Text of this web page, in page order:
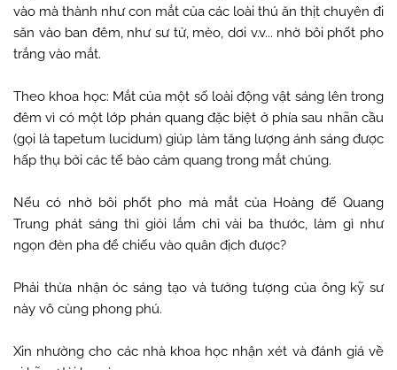
vào mà thành như con mắt của các loài thú ăn thịt chuyên đi
săn vào ban đêm, như sư tử, mèo, dơi v.v... nhờ bôi phốt pho
trắng vào mắt.
Theo khoa học: Mắt của một số loài động vật sáng lên trong
đêm vì có một lớp phản quang đặc biệt ở phía sau nhãn cầu
(gọi là tapetum lucidum) giúp làm tăng lượng ánh sáng được
hấp thụ bởi các tế bào cảm quang trong mắt chúng.
Nếu có nhờ bôi phốt pho mà mắt của Hoàng đế Quang
Trung phát sáng thì giỏi lắm chỉ vài ba thước, làm gì như
ngọn đèn pha để chiếu vào quân địch được?
Phải thừa nhận óc sáng tạo và tưởng tượng của ông kỹ sư
này vô cùng phong phú.
Xin nhường cho các nhà khoa học nhận xét và đánh giá về